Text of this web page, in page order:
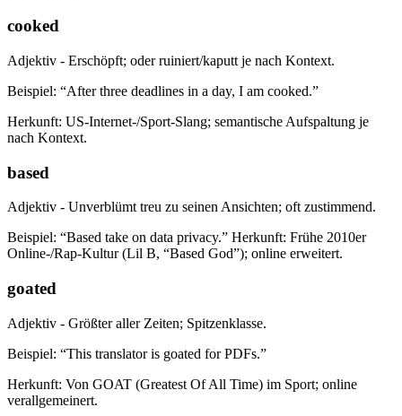
cooked
Adjektiv - Erschöpft; oder ruiniert/kaputt je nach Kontext.
Beispiel: “After three deadlines in a day, I am cooked.”
Herkunft: US-Internet-/Sport-Slang; semantische Aufspaltung je
nach Kontext.
based
Adjektiv - Unverblümt treu zu seinen Ansichten; oft zustimmend.
Beispiel: “Based take on data privacy.” Herkunft: Frühe 2010er
Online-/Rap-Kultur (Lil B, “Based God”); online erweitert.
goated
Adjektiv - Größter aller Zeiten; Spitzenklasse.
Beispiel: “This translator is goated for PDFs.”
Herkunft: Von GOAT (Greatest Of All Time) im Sport; online
verallgemeinert.